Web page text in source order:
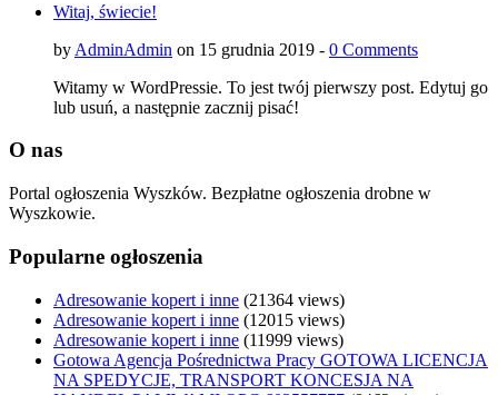
Witaj, świecie!
by AdminAdmin on 15 grudnia 2019 - 0 Comments
Witamy w WordPressie. To jest twój pierwszy post. Edytuj go
lub usuń, a następnie zacznij pisać!
O nas
Portal ogłoszenia Wyszków. Bezpłatne ogłoszenia drobne w
Wyszkowie.
Popularne ogłoszenia
Adresowanie kopert i inne (21364 views)
Adresowanie kopert i inne (12015 views)
Adresowanie kopert i inne (11999 views)
Gotowa Agencja Pośrednictwa Pracy GOTOWA LICENCJA
NA SPEDYCJE, TRANSPORT KONCESJA NA